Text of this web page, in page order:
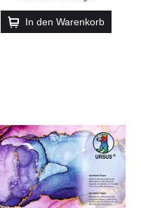
In den Warenkorb